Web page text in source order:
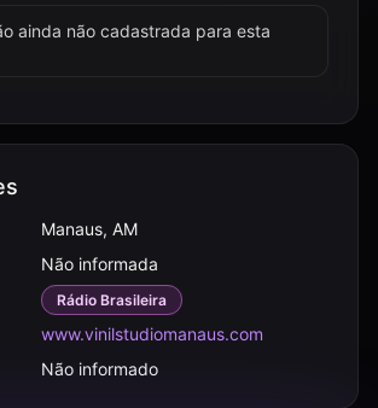
ainda não cadastrada para esta
Manaus, AM
Não informada
Rádio Brasileira
www.vinilstudiomanaus.com
Não informado